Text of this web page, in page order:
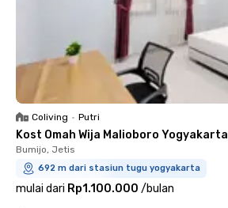
Coliving • Putri
Kost Omah Wija Malioboro Yogyakarta
Bumijo, Jetis
692 m dari stasiun tugu yogyakarta
mulai dari Rp1.100.000 /bulan